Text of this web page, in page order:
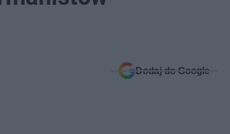
Dodaj do Google